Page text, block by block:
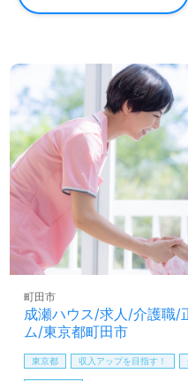
ご利用者様やそのご家族の
な働き方を実現できる絶好
療・福祉業界に特化した
は、LINEやメール、お電話
必要な情報を無料で提供し
っており、プロのコンサル
をサポートします。お問
成瀬ハウス/求人/介護職/
ム/東京都町田市
町田市
東京都 収入アップを目指す！